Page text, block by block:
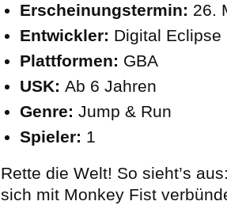
Erscheinungstermin: 26.
Entwickler: Digital Eclipse
Plattformen: GBA
USK: Ab 6 Jahren
Genre: Jump & Run
Spieler: 1
Rette die Welt! So sieht’s
sich mit Monkey Fist